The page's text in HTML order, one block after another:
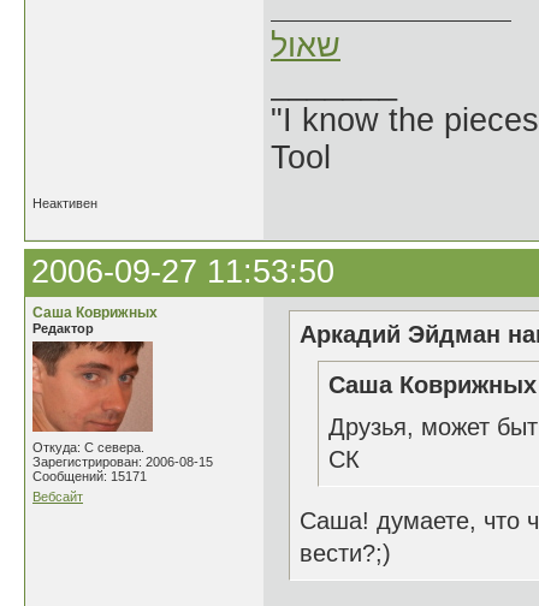
שאול
"I know the
Tool
Неактивен
2006-09-27 11:53:50
Саша Коврижных
Редактор
Откуда: С севера.
Зарегистрирован: 2006-08-15
Сообщений: 15171
Вебсайт
Аркадий Эйдман
Саша Коврижных
Друзья, может
СК
Саша! думаете, что
вести?;)